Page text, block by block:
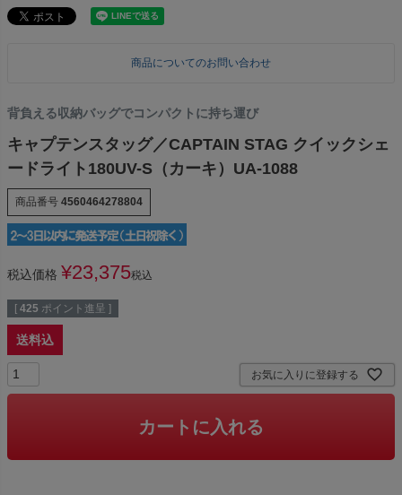
商品についてのお問い合わせ
背負える収納バッグでコンパクトに持ち運び
キャプテンスタッグ／CAPTAIN STAG クイックシェ
ードライト180UV-S（カーキ）UA-1088
商品番号 4560464278804
税込価格 ¥23,375税込
[ 425 ポイント進呈 ]
送料込
お気に入りに登録する
カートに入れる